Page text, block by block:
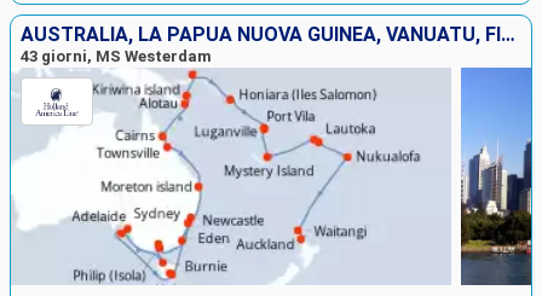
AUSTRALIA, LA PAPUA NUOVA GUINEA, VANUATU, FIJI (ISOLE), TONGA, NUOVA ZELANDA
43 giorni, MS Westerdam